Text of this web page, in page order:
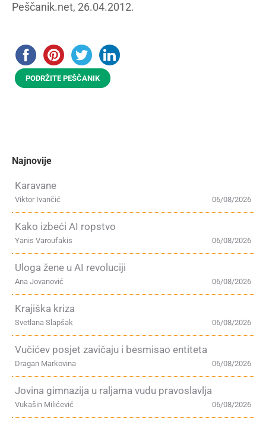
Peščanik.net, 26.04.2012.
PODRŽITE PEŠČANIK
Najnovije
Karavane
06/08/2026
Viktor Ivančić
Kako izbeći AI ropstvo
06/08/2026
Yanis Varoufakis
Uloga žene u AI revoluciji
06/08/2026
Ana Jovanović
Krajiška kriza
06/08/2026
Svetlana Slapšak
Vučićev posjet zavičaju i besmisao entiteta
06/08/2026
Dragan Markovina
Jovina gimnazija u raljama vudu pravoslavlja
06/08/2026
Vukašin Milićević